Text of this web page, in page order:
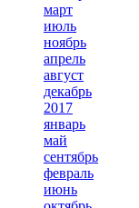
март
июль
ноябрь
апрель
август
декабрь
2017
январь
май
сентябрь
февраль
июнь